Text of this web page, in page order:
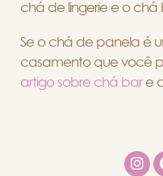
chá de lingerie e o chá
Se o chá de panela é
casamento que você
artigo sobre chá bare